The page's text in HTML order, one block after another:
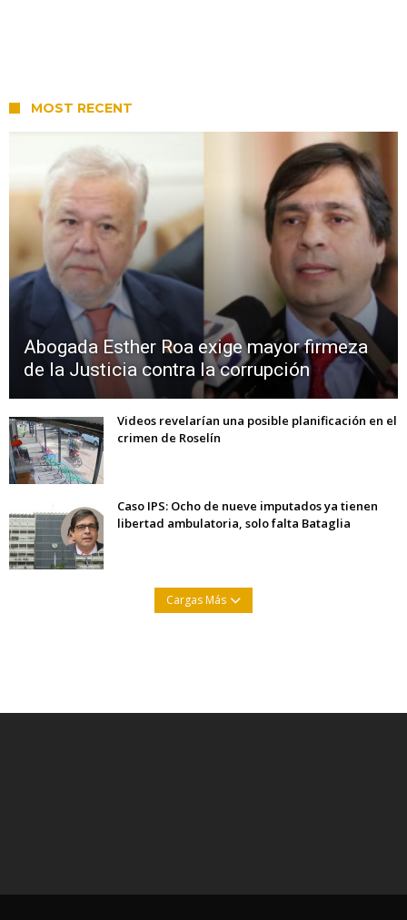
MOST RECENT
Abogada Esther Roa exige mayor firmeza
de la Justicia contra la corrupción
Videos revelarían una posible planificación en el
crimen de Roselín
Caso IPS: Ocho de nueve imputados ya tienen
libertad ambulatoria, solo falta Bataglia
Cargas Más